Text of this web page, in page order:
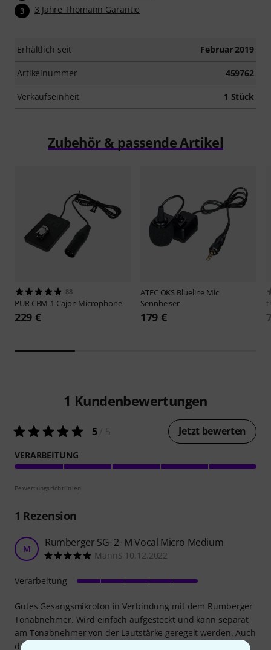
3 3 Jahre Thomann Garantie
Erhältlich seit Februar 2019
Artikelnummer 459762
Verkaufseinheit 1 Stück
Zubehör & passende Artikel
88
PUR CBM-1 Cajon Microphone
229 €
ATEC OKS Blueline Mic
Sennheiser
179 €
1 Kundenbewertungen
5/ 5 Jetzt bewerten
VERARBEITUNG
Bewertungsrichtlinien
1 Rezension
M Rumberger SG- 2- M Vocal Micro Medium
MannS 10.12.2022
Gutes Gesangsmikrofon in Verbindung mit dem Rumberger
Tonabnehmer. Wird einfach aufgesteckt und kann separat
am Tonabnehmer von der Lautstärke geregelt werden. Auch
die Funkübertragung mit dem X-Vive System klappt
Verarbeitung